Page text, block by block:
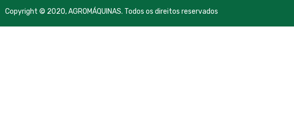
Copyright © 2020, AGROMÁQUINAS. Todos os direitos reservados